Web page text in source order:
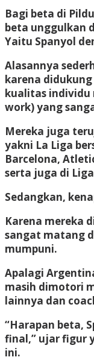
Bagi beta di
beta unggulkan
Yaitu Spanyol
Alasannya
karena
kualitas
work) yang
Mereka juga
yakni La Liga
Barcelona,
serta juga di
Sedangkan,
Karena mereka
sangat matang
mumpuni.
Apalagi
masih dimotori
lainnya dan
“Harapan beta,
final,” ujar figur
ini.